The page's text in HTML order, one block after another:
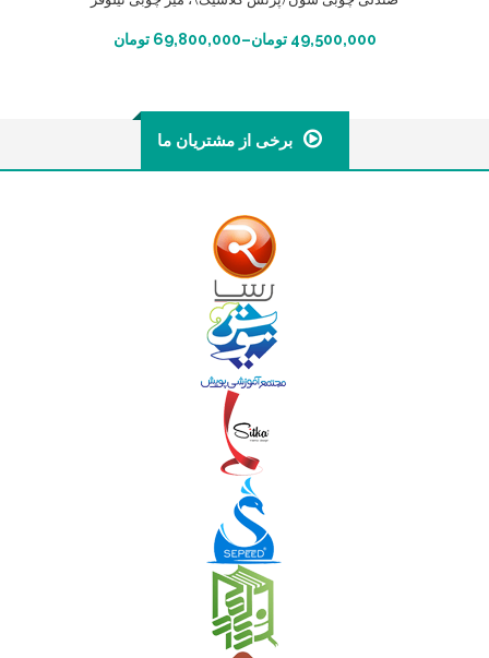
49,500,000 تومان–
69,800,000 تومان انتخاب گزینه ها
برخی از مشتریان ما